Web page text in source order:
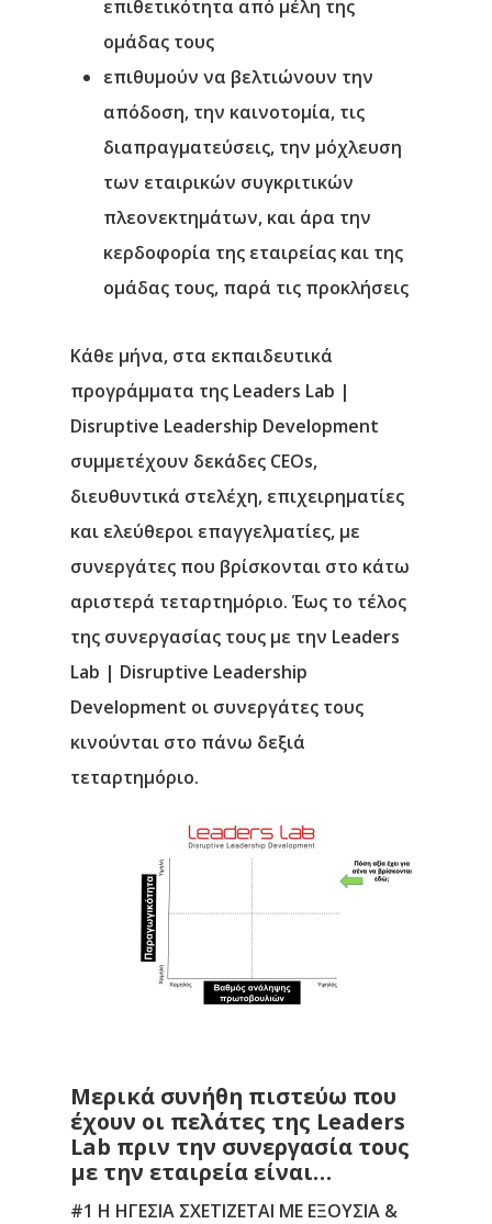
επιθετικότητα από μέλη της
ομάδας τους
επιθυμούν να βελτιώνουν την
απόδοση, την καινοτομία, τις
διαπραγματεύσεις, την μόχλευση
των εταιρικών συγκριτικών
πλεονεκτημάτων, και άρα την
κερδοφορία της εταιρείας και της
ομάδας τους, παρά τις προκλήσεις
Κάθε μήνα, στα εκπαιδευτικά
προγράμματα της Leaders Lab |
Disruptive Leadership Development
συμμετέχουν δεκάδες CEOs,
διευθυντικά στελέχη, επιχειρηματίες
και ελεύθεροι επαγγελματίες, με
συνεργάτες που βρίσκονται στο κάτω
αριστερά τεταρτημόριο. Έως το τέλος
της συνεργασίας τους με την Leaders
Lab | Disruptive Leadership
Development οι συνεργάτες τους
κινούνται στο πάνω δεξιά
τεταρτημόριο.
Μερικά συνήθη πιστεύω που
έχουν οι πελάτες της Leaders
Lab πριν την συνεργασία τους
με την εταιρεία είναι…
#1 Η ΗΓΕΣΙΑ ΣΧΕΤΙΖΕΤΑΙ ΜΕ ΕΞΟΥΣΙΑ &